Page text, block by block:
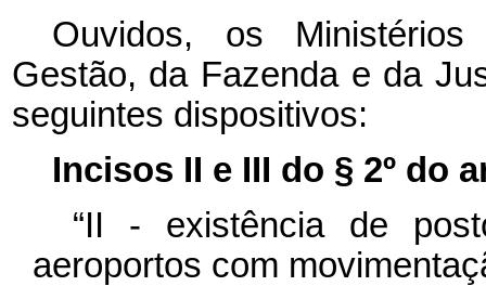
Ouvidos, os
Gestão, da Fazenda e da
seguintes dispositivos:
Incisos II e III do § 2º do
“II - existência de
aeroportos com